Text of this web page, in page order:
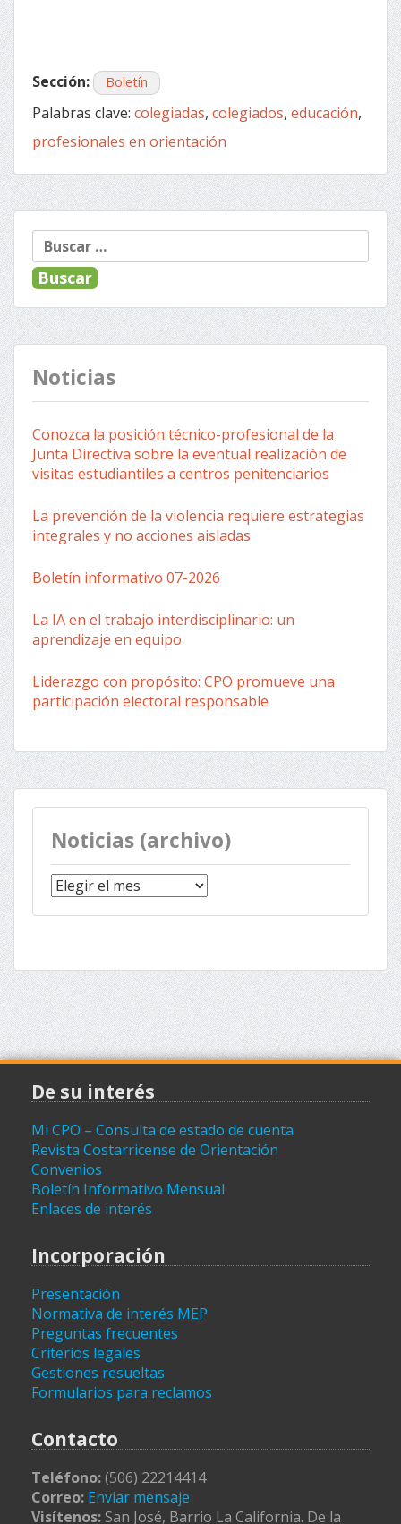
Sección: Boletín
Palabras clave: colegiadas, colegiados, educación,
profesionales en orientación
Navegación
de
entradas
Noticias
Conozca la posición técnico-profesional de la
Junta Directiva sobre la eventual realización de
visitas estudiantiles a centros penitenciarios
La prevención de la violencia requiere estrategias
integrales y no acciones aisladas
Boletín informativo 07-2026
La IA en el trabajo interdisciplinario: un
aprendizaje en equipo
Liderazgo con propósito: CPO promueve una
participación electoral responsable
Noticias (archivo)
Noticias
(archivo)
De su interés
Mi CPO – Consulta de estado de cuenta
Revista Costarricense de Orientación
Convenios
Boletín Informativo Mensual
Enlaces de interés
Incorporación
Presentación
Normativa de interés MEP
Preguntas frecuentes
Criterios legales
Gestiones resueltas
Formularios para reclamos
Contacto
Teléfono:(506) 22214414
Correo: Enviar mensaje
Visítenos: San José, Barrio La California. De la